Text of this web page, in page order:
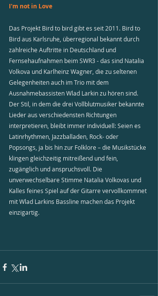
I'm not in Love
Das Projekt Bird to bird gibt es seit 2011. Bird to
Bird aus Karlsruhe, überregional bekannt durch
zahlreiche Auftritte in Deutschland und
Fernsehaufnahmen beim SWR3 - das sind Natalia
Volkova und Karlheinz Wagner, die zu seltenen
Gelegenheiten auch im Trio mit dem
Ausnahmebassisten Wlad Larkin zu hören sind.
Der Stil, in dem die drei Vollblutmusiker bekannte
Lieder aus verschiedensten Richtungen
interpretieren, bleibt immer individuell: Seien es
Latinrhythmen, Jazzballaden, Rock- oder
Popsongs, ja bis hin zur Folklore – die Musikstücke
klingen gleichzeitig mitreißend und fein,
zugänglich und anspruchsvoll. Die
unverwechselbare Stimme Natalia Volkovas und
Kalles feines Spiel auf der Gitarre vervollkommnet
mit Wlad Larkins Bassline machen das Projekt
einzigartig.